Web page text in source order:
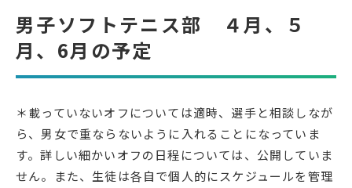
年間スケジュール
教科ガイド
校長室より
保健室より
図書室より
事務室より
在校生の皆さんへ
保護者の方へ
本校のPTA活動
男子ソフトテニス部 ４月、５
月、6月の予定
＊載っていないオフについては適時、選手と相談しなが
ら、男女で重ならないように入れることになっていま
す。詳しい細かいオフの日程については、公開していま
せん。また、生徒は各自で個人的にスケジュールを管理